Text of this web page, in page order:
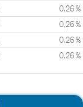
0,26 %
0,26 %
0,26 %
0,26 %